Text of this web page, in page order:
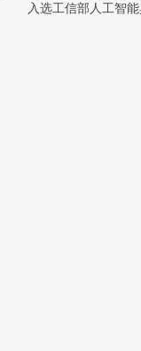
入选工信部人工智